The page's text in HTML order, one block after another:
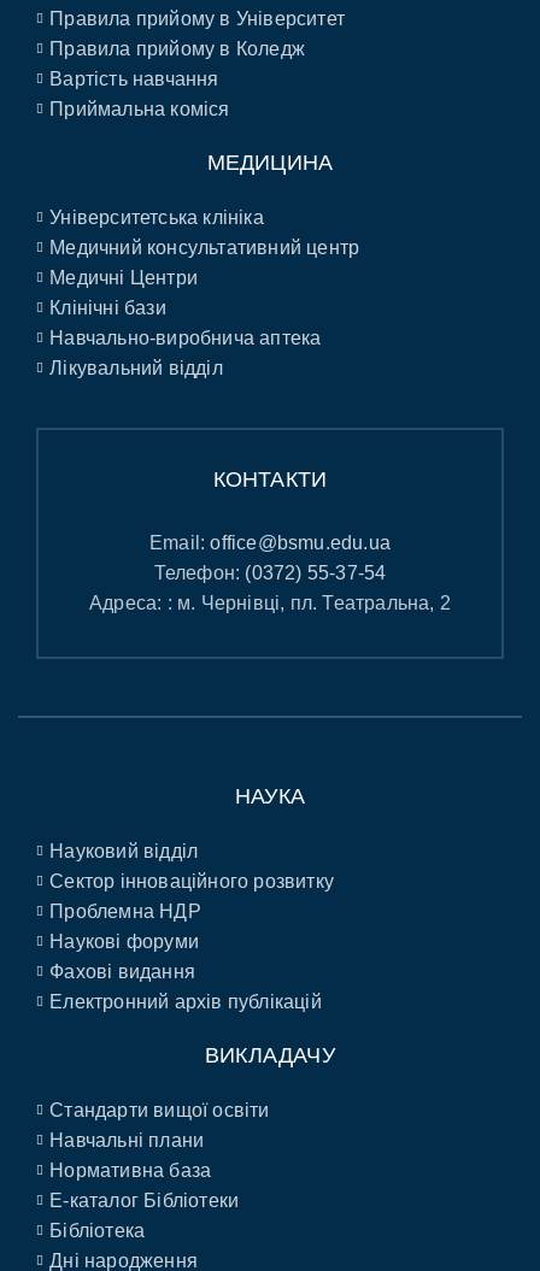
Правила прийому в Університет
Правила прийому в Коледж
Вартість навчання
Приймальна коміся
МЕДИЦИНА
Університетська клініка
Медичний консультативний центр
Медичні Центри
Клінічні бази
Навчально-виробнича аптека
Лікувальний відділ
КОНТАКТИ
Email:office@bsmu.edu.ua
Телефон: (0372) 55-37-54
Адреса: : м. Чернівці, пл. Театральна, 2
НАУКА
Науковий відділ
Сектор інноваційного розвитку
Проблемна НДР
Наукові форуми
Фахові видання
Електронний архів публікацій
ВИКЛАДАЧУ
Стандарти вищої освіти
Навчальні плани
Нормативна база
E-каталог Бібліотеки
Бібліотека
Дні народження